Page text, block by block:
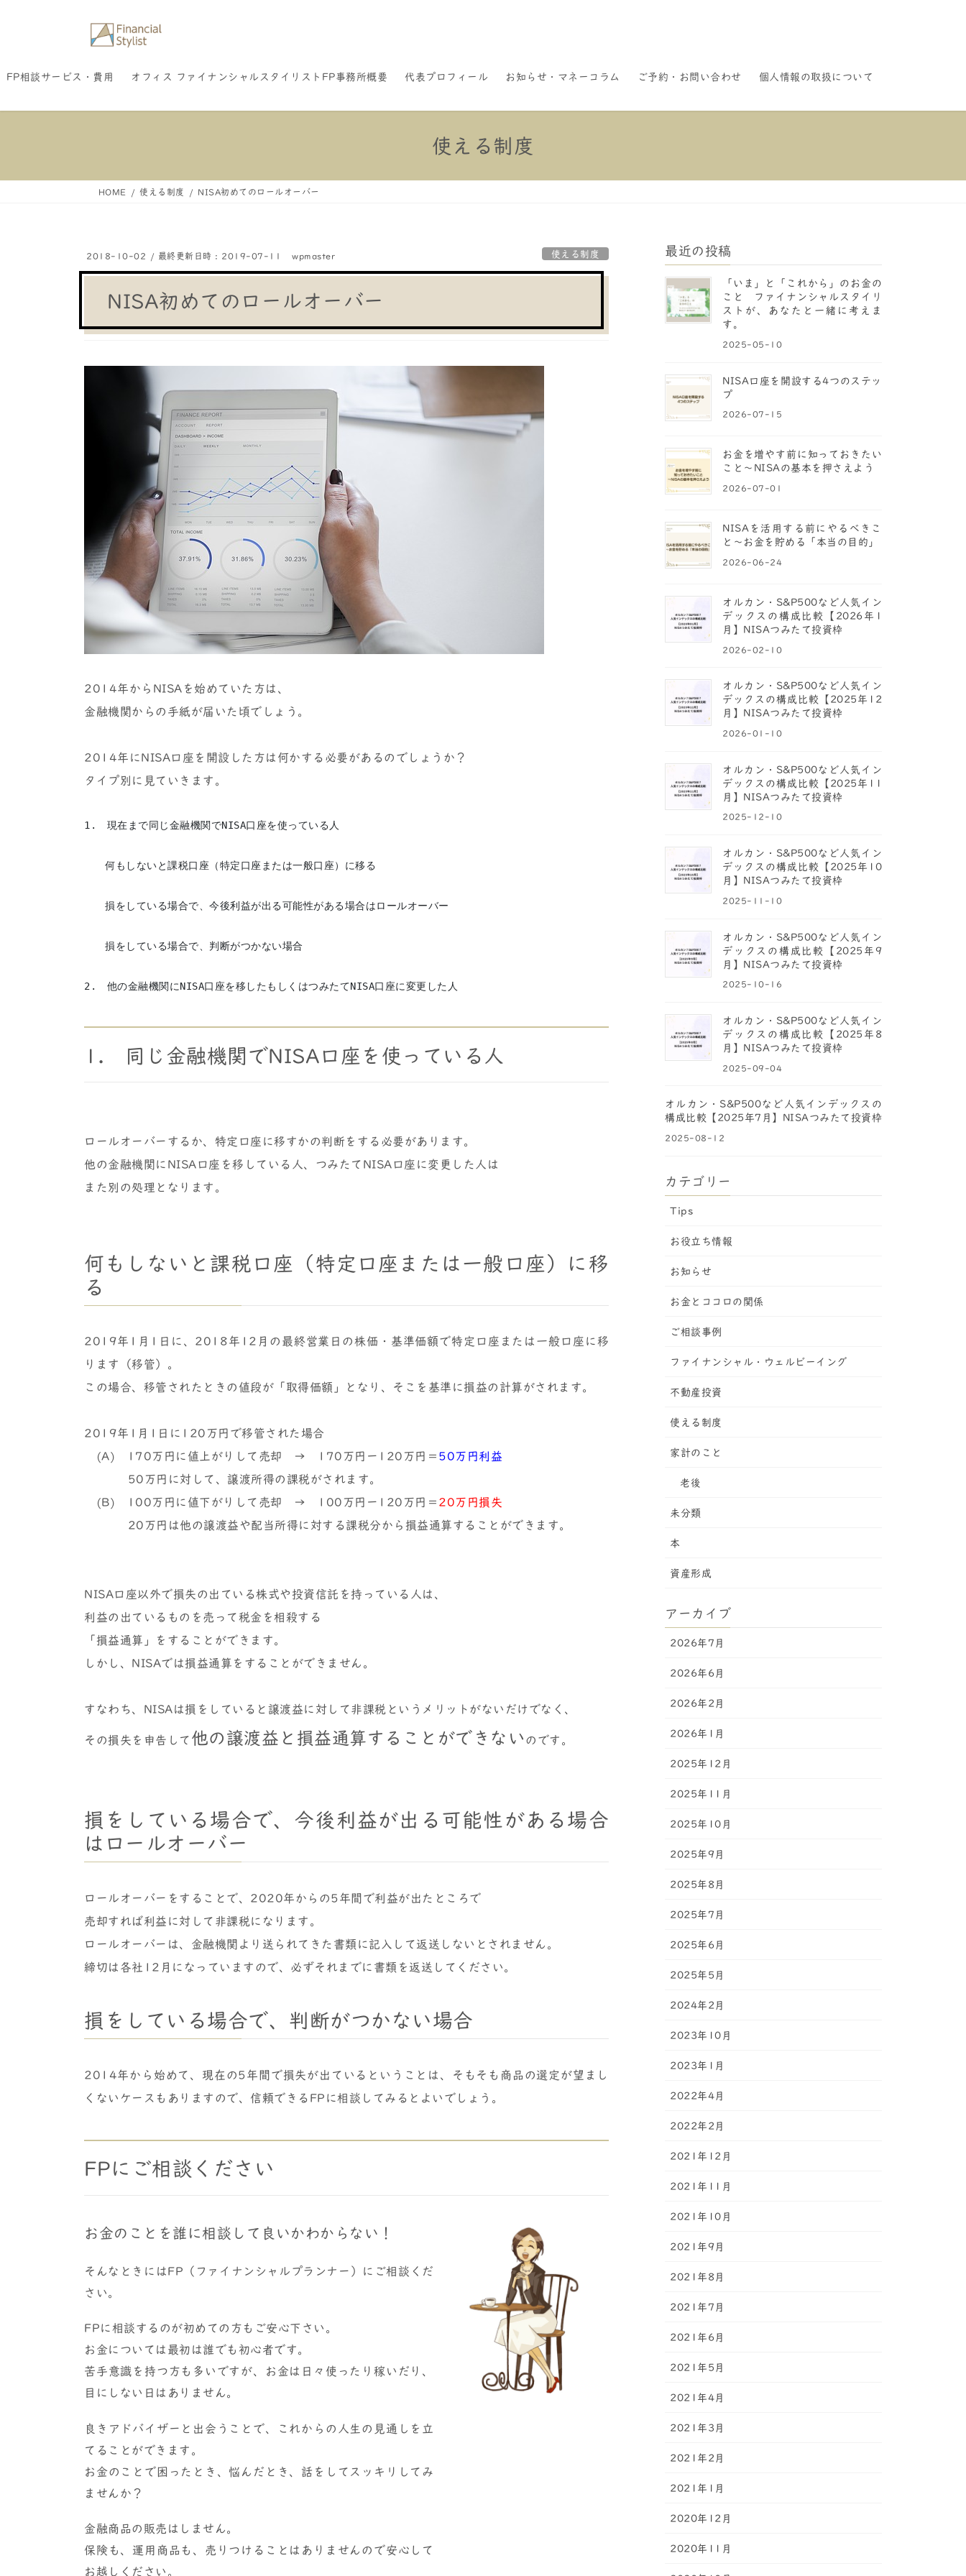
ン
ーFP相談サービス・費用 オフィス ファイナンシャルスタイリストFP事務所概要 代表プロフィール お知らせ・マネーコラム ご予約・お問い合わせ 個人情報の取扱について
使える制度
HOME 使える制度 NISA初めてのロールオーバー
2018-10-02 / 最終更新日時 : 2019-07-11 wpmaster 使える制度
NISA初めてのロールオーバー
2014年からNISAを始めていた方は、
金融機関からの手紙が届いた頃でしょう。
2014年にNISA口座を開設した方は何かする必要があるのでしょうか？
タイプ別に見ていきます。
1.　現在まで同じ金融機関でNISA口座を使っている人
何もしないと課税口座（特定口座または一般口座）に移る
損をしている場合で、今後利益が出る可能性がある場合はロールオーバー
損をしている場合で、判断がつかない場合
2.　他の金融機関にNISA口座を移したもしくはつみたてNISA口座に変更した人
1. 同じ金融機関でNISA口座を使っている人
ロールオーバーするか、特定口座に移すかの判断をする必要があります。
他の金融機関にNISA口座を移している人、つみたてNISA口座に変更した人は
また別の処理となります。
何もしないと課税口座（特定口座または一般口座）に移
る
2019年1月1日に、2018年12月の最終営業日の株価・基準価額で特定口座または一般口座に移
ります（移管）。
この場合、移管されたときの値段が「取得価額」となり、そこを基準に損益の計算がされます。
2019年1月1日に120万円で移管された場合
(A) 170万円に値上がりして売却 → 170万円ー120万円＝ 50万円利益
50万円に対して、譲渡所得の課税がされます。
(B) 100万円に値下がりして売却 → 100万円ー120万円＝ 20万円損失
20万円は他の譲渡益や配当所得に対する課税分から損益通算することができます。
NISA口座以外で損失の出ている株式や投資信託を持っている人は、
利益の出ているものを売って税金を相殺する
「損益通算」をすることができます。
しかし、NISAでは損益通算をすることができません。
すなわち、NISAは損をしていると譲渡益に対して非課税というメリットがないだけでなく、
その損失を申告して 他の譲渡益と損益通算することができない のです。
損をしている場合で、今後利益が出る可能性がある場合
はロールオーバー
ロールオーバーをすることで、2020年からの5年間で利益が出たところで
売却すれば利益に対して非課税になります。
ロールオーバーは、金融機関より送られてきた書類に記入して返送しないとされません。
締切は各社12月になっていますので、必ずそれまでに書類を返送してください。
損をしている場合で、判断がつかない場合
2014年から始めて、現在の5年間で損失が出ているということは、そもそも商品の選定が望まし
くないケースもありますので、信頼できるFPに相談してみるとよいでしょう。
FPにご相談ください
お金のことを誰に相談して良いかわからない！
そんなときにはFP（ファイナンシャルプランナー）にご相談くだ
さい。
FPに相談するのが初めての方もご安心下さい。
お金については最初は誰でも初心者です。
苦手意識を持つ方も多いですが、お金は日々使ったり稼いだり、
目にしない日はありません。
良きアドバイザーと出会うことで、これからの人生の見通しを立
てることができます。
お金のことで困ったとき、悩んだとき、話をしてスッキリしてみ
ませんか？
金融商品の販売はしません。
保険も、運用商品も、売りつけることはありませんので安心して
お越しください。
最近の投稿
「いま」と「これから」のお金の
こと ファイナンシャルスタイリ
ストが、あなたと一緒に考えま
す。
2025-05-10
NISA口座を開設する4つのステッ
プ
2026-07-15
お金を増やす前に知っておきたい
こと〜NISAの基本を押さえよう
2026-07-01
NISAを活用する前にやるべきこ
と～お金を貯める「本当の目的」
2026-06-24
オルカン・S&P500など人気イン
デックスの構成比較【2026年1
月】NISAつみたて投資枠
2026-02-10
オルカン・S&P500など人気イン
デックスの構成比較【2025年12
月】NISAつみたて投資枠
2026-01-10
オルカン・S&P500など人気イン
デックスの構成比較【2025年11
月】NISAつみたて投資枠
2025-12-10
オルカン・S&P500など人気イン
デックスの構成比較【2025年10
月】NISAつみたて投資枠
2025-11-10
オルカン・S&P500など人気イン
デックスの構成比較【2025年9
月】NISAつみたて投資枠
2025-10-16
オルカン・S&P500など人気イン
デックスの構成比較【2025年8
月】NISAつみたて投資枠
2025-09-04
オルカン・S&P500など人気インデックスの
構成比較【2025年7月】NISAつみたて投資枠
2025-08-12
カテゴリー
Tips
お役立ち情報
お知らせ
お金とココロの関係
ご相談事例
ファイナンシャル・ウェルビーイング
不動産投資
使える制度
家計のこと
老後
未分類
本
資産形成
アーカイブ
2026年7月
2026年6月
2026年2月
2026年1月
2025年12月
2025年11月
2025年10月
2025年9月
2025年8月
2025年7月
2025年6月
2025年5月
2024年2月
2023年10月
2023年1月
2022年4月
2022年2月
2021年12月
2021年11月
2021年10月
2021年9月
2021年8月
2021年7月
2021年6月
2021年5月
2021年4月
2021年3月
2021年2月
2021年1月
2020年12月
2020年11月